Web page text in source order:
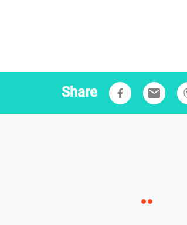
Share email